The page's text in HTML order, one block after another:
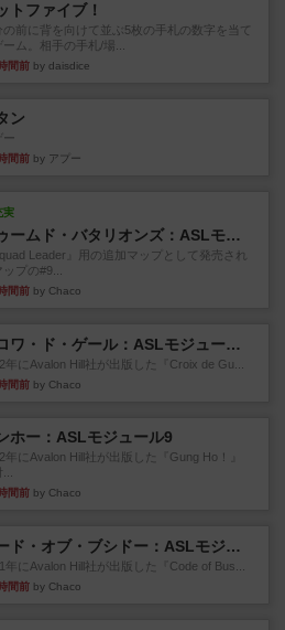
トファイブ！
の前に背を向けて並ぶ5枚の手札の数字を当て
ーム。相手の手札/場...
間前 by daisdice
ン
ー
間前 by アプー
実
ドゥームド・バタリオンズ：ASLモジュール11
Leader』用の追加マップとして発売され
ップの#9...
間前 by Chaco
クロワ・ド・ゲール：ASLモジュール10
年にAvalon Hill社が出版した『Croix de Gu...
間前 by Chaco
ホー：ASLモジュール9
年にAvalon Hill社が出版した『Gung Ho！』
間前 by Chaco
コード・オブ・ブシドー：ASLモジュール8
年にAvalon Hill社が出版した『Code of Bus...
間前 by Chaco